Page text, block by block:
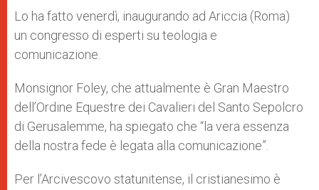
Lo ha fatto venerdì, inaugurando ad Ariccia (Roma)
un congresso di esperti su teologia e
comunicazione.
Monsignor Foley, che attualmente è Gran Maestro
dell’Ordine Equestre dei Cavalieri del Santo Sepolcro
di Gerusalemme, ha spiegato che “la vera essenza
della nostra fede è legata alla comunicazione”.
Per l’Arcivescovo statunitense, il cristianesimo è